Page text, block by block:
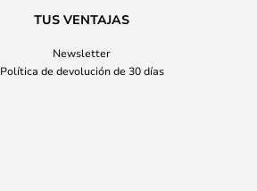
TUS VENTAJAS
Newsletter
Política de devolución de 30 días